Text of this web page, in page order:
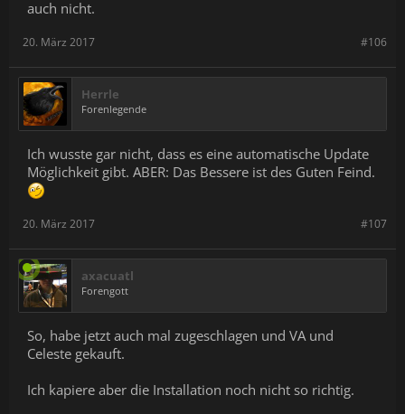
auch nicht.
#106
20. März 2017
Herrle
Forenlegende
Ich wusste gar nicht, dass es eine automatische Update
Möglichkeit gibt. ABER: Das Bessere ist des Guten Feind.
#107
20. März 2017
axacuatl
Forengott
So, habe jetzt auch mal zugeschlagen und VA und
Celeste gekauft.
Ich kapiere aber die Installation noch nicht so richtig.